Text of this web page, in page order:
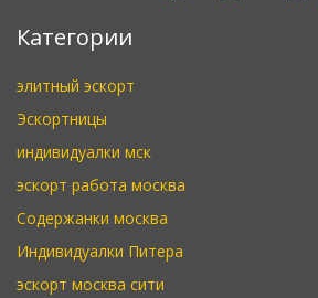
Категории
элитный эскорт
Эскортницы
индивидуалки мск
эскорт работа москва
Содержанки москва
Индивидуалки Питера
эскорт москва сити